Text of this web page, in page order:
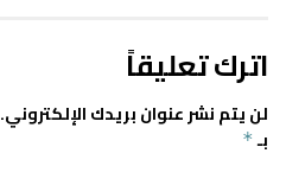
اترك تعليقاً
لن يتم نشر عنوان بريدك الإلكتروني.
بـ *